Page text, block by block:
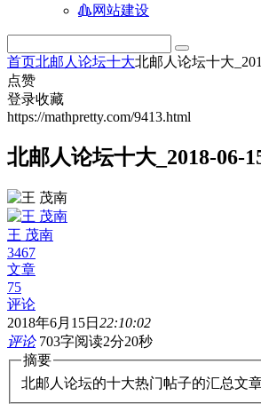
网站建设
首页北邮人论坛十大北邮人论坛十大
点赞
登录收藏
https://mathpretty.com/9413.html
北邮人论坛十大_2018-06-
王 茂南
3467
文章
75
评论
2018年6月15日 22:10:02
评论 703字阅读2分20秒
摘要
北邮人论坛的十大热门帖子的汇总文